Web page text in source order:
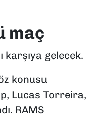
maç
karşıya gelecek.
konusu
Lucas Torreira,
RAMS